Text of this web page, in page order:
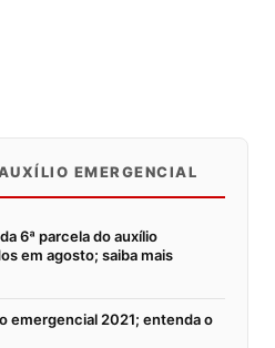
EMERGENCIAL
6ª parcela do auxílio
em agosto; saiba mais
emergencial 2021; entenda o